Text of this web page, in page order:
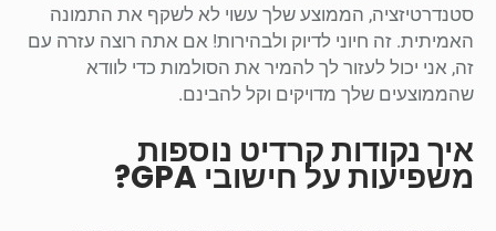
סטנדרטיזציה, הממוצע שלך עשוי לא לשקף את התמונה
האמיתית. זה חיוני לדיוק ולבהירות! אם אתה רוצה עזרה עם
זה, אני יכול לעזור לך להמיר את הסולמות כדי לוודא
שהממוצעים שלך מדויקים וקל להבינם.
איך נקודות קרדיט נוספות
משפיעות על חישובי GPA?